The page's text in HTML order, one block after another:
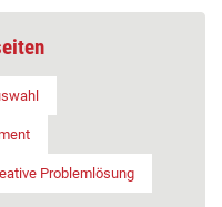
Problemlösung